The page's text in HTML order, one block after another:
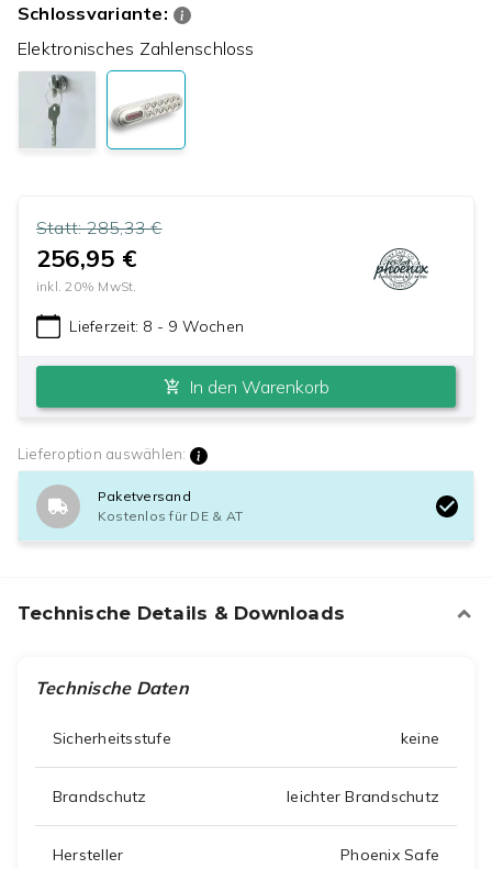
Schlossvariante:
Elektronisches Zahlenschloss
Statt:285,33 €
256,95 €
inkl.20% MwSt.
Lieferzeit: 8 - 9 Wochen
In den Warenkorb
Lieferoption auswählen:
Paketversand
Kostenlos für DE & AT
Technische Details & Downloads
Technische Daten
Sicherheitsstufe keine
Brandschutz leichter Brandschutz
Hersteller Phoenix Safe